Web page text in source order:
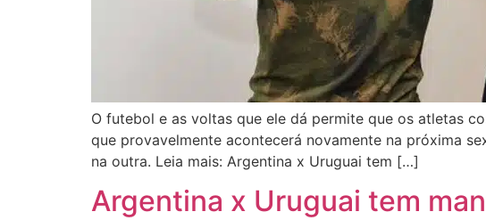
O futebol e as voltas que ele dá permite que os atletas
que provavelmente acontecerá novamente na próxima
na outra. Leia mais: Argentina x Uruguai tem […]
Argentina x Uruguai tem